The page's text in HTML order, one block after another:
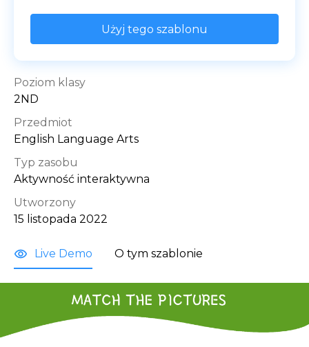
Użyj tego szablonu
Poziom klasy
2ND
Przedmiot
English Language Arts
Typ zasobu
Aktywność interaktywna
Utworzony
15 listopada 2022
Live Demo O tym szablonie